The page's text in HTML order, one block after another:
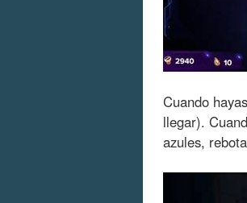
Cuando
llegar).
azules,